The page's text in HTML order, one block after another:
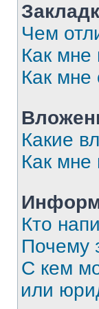
Чем
Как мне
Как мне
Какие
Как мне
Кто
Почему
С кем
или